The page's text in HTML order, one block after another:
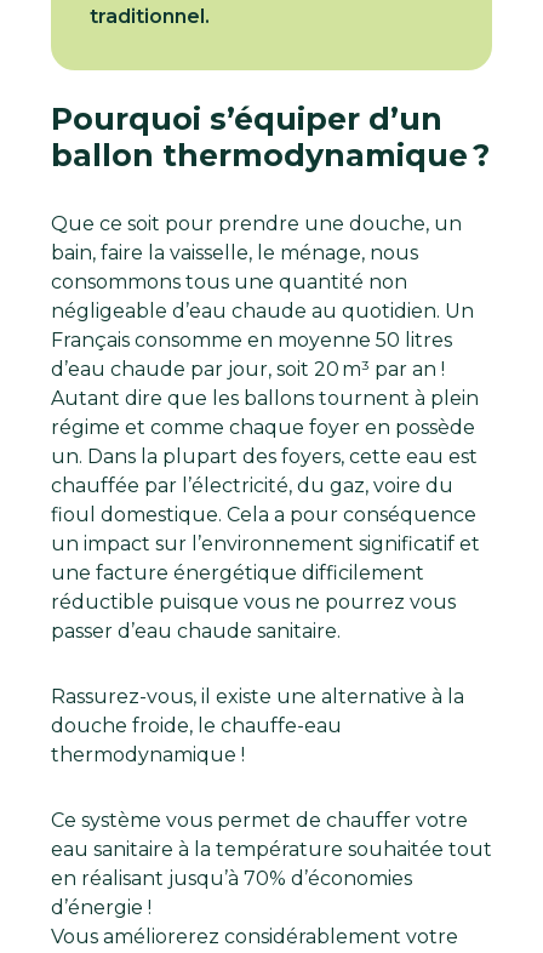
traditionnel.
Pourquoi s’équiper d’un
ballon thermodynamique ?
Que ce soit pour prendre une douche, un
bain, faire la vaisselle, le ménage, nous
consommons tous une quantité non
négligeable d’eau chaude au quotidien. Un
Français consomme en moyenne 50 litres
d’eau chaude par jour, soit 20 m³ par an !
Autant dire que les ballons tournent à plein
régime et comme chaque foyer en possède
un. Dans la plupart des foyers, cette eau est
chauffée par l’électricité, du gaz, voire du
fioul domestique. Cela a pour conséquence
un impact sur l’environnement significatif et
une facture énergétique difficilement
réductible puisque vous ne pourrez vous
passer d’eau chaude sanitaire.
Rassurez-vous, il existe une alternative à la
douche froide, le chauffe-eau
thermodynamique !
Ce système vous permet de chauffer votre
eau sanitaire à la température souhaitée tout
en réalisant jusqu’à 70% d’économies
d’énergie !
Vous améliorerez considérablement votre